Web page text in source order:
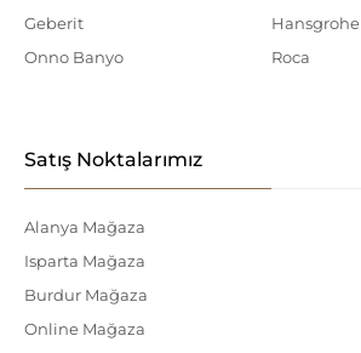
Geberit
Onno Banyo
Hansgrohe
Roca
Satış Noktalarımız
Alanya Mağaza
Isparta Mağaza
Burdur Mağaza
Online Mağaza